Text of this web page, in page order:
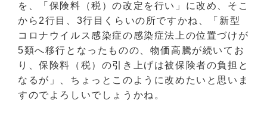
を、「保険料（税）の改定を行い」に改め、そこ
から2行目、3行目くらいの所ですかね、「新型
コロナウイルス感染症の感染症法上の位置づけが
5類へ移行となったものの、物価高騰が続いてお
り、保険料（税）の引き上げは被保険者の負担と
なるが」、ちょっとこのように改めたいと思いま
すのでよろしいでしょうかね。